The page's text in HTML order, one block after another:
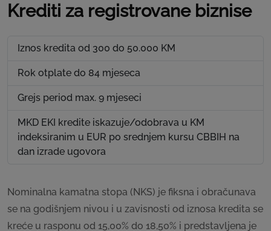
Krediti za registrovane biznise
Iznos kredita od 300 do 50.000 KM
Rok otplate do 84 mjeseca
Grejs period max. 9 mjeseci
MKD EKI kredite iskazuje/odobrava u KM
indeksiranim u EUR po srednjem kursu CBBIH na
dan izrade ugovora
Nominalna kamatna stopa (NKS) je fiksna i obračunava
se na godišnjem nivou i u zavisnosti od iznosa kredita se
kreće u rasponu od 15,00% do 18,50% i predstavljena je